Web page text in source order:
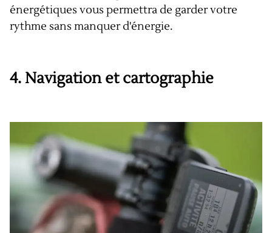
énergétiques vous permettra de garder votre
rythme sans manquer d'énergie.
4.Navigation et cartographie